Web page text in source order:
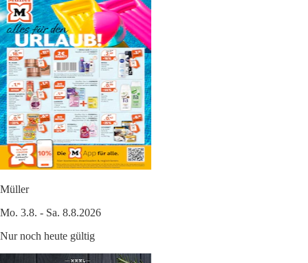
Müller
Mo. 3.8. - Sa. 8.8.2026
Nur noch heute gültig